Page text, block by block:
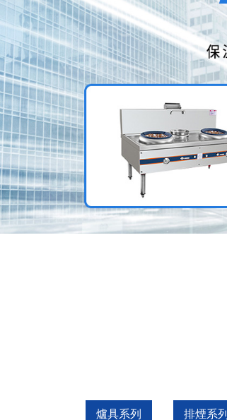
爐具系列 排煙系列